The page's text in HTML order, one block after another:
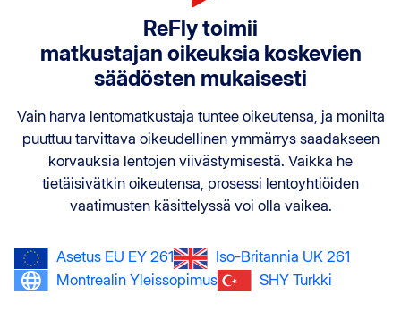
ReFly toimii
matkustajan oikeuksia koskevien
säädösten mukaisesti
Vain harva lentomatkustaja tuntee oikeutensa, ja monilta
puuttuu tarvittava oikeudellinen ymmärrys saadakseen
korvauksia lentojen viivästymisestä. Vaikka he
tietäisivätkin oikeutensa, prosessi lentoyhtiöiden
vaatimusten käsittelyssä voi olla vaikea.
Asetus EU EY 261
Iso-Britannia UK 261
Montrealin Yleissopimus
SHY Turkki